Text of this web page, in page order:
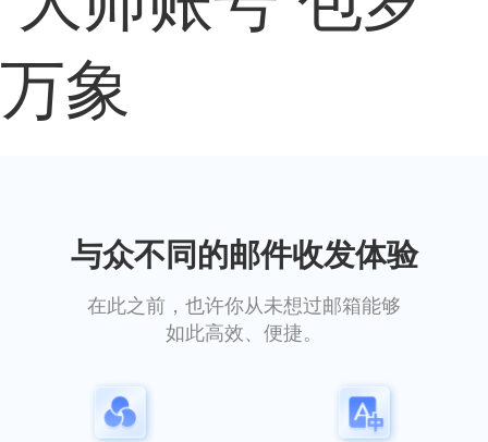
与众不同的邮件收发体验
在此之前，也许你从未想过邮箱能够
如此高效、便捷。